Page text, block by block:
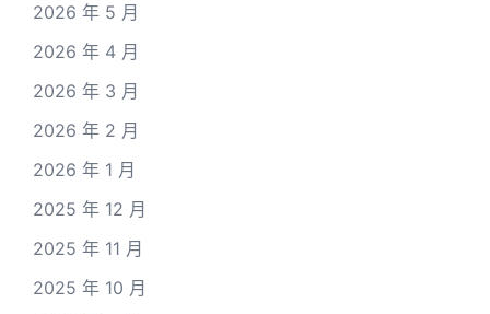
2026 年 5 月
2026 年 4 月
2026 年 3 月
2026 年 2 月
2026 年 1 月
2025 年 12 月
2025 年 11 月
2025 年 10 月